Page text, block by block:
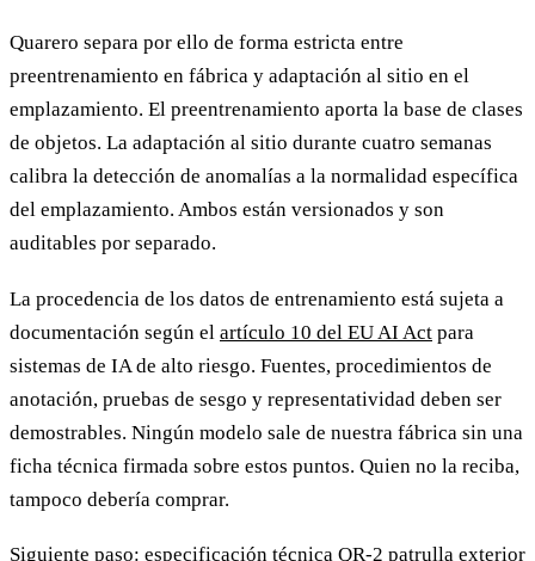
Quarero separa por ello de forma estricta entre
preentrenamiento en fábrica y adaptación al sitio en el
emplazamiento. El preentrenamiento aporta la base de clases
de objetos. La adaptación al sitio durante cuatro semanas
calibra la detección de anomalías a la normalidad específica
del emplazamiento. Ambos están versionados y son
auditables por separado.
La procedencia de los datos de entrenamiento está sujeta a
documentación según el artículo 10 del EU AI Act para
sistemas de IA de alto riesgo. Fuentes, procedimientos de
anotación, pruebas de sesgo y representatividad deben ser
demostrables. Ningún modelo sale de nuestra fábrica sin una
ficha técnica firmada sobre estos puntos. Quien no la reciba,
tampoco debería comprar.
Siguiente paso: especificación técnica QR-2 patrulla exterior